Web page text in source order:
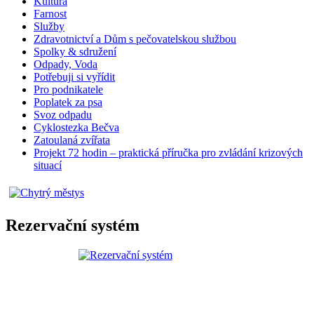
Farnost
Služby
Zdravotnictví a Dům s pečovatelskou službou
Spolky & sdružení
Odpady, Voda
Potřebuji si vyřídit
Pro podnikatele
Poplatek za psa
Svoz odpadu
Cyklostezka Bečva
Zatoulaná zvířata
Projekt 72 hodin – praktická příručka pro zvládání krizových
situací
Rezervační systém